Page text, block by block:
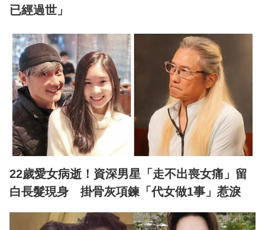
已經過世」
22歲愛女病逝！資深男星「走不出喪女痛」留
白長髮現身 掛骨灰項鍊「代女做1事」惹淚